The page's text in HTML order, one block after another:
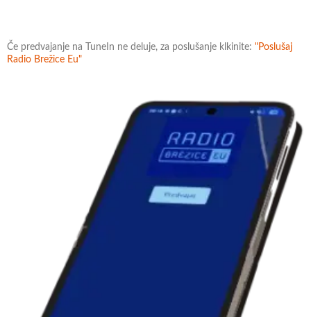
Če predvajanje na TuneIn ne deluje, za poslušanje klkinite: "Poslušaj
Radio Brežice Eu"